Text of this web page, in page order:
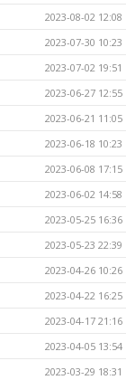
2023-08-02 12:08
2023-07-30 10:23
2023-07-02 19:51
2023-06-27 12:55
2023-06-21 11:05
2023-06-18 10:23
2023-06-08 17:15
2023-06-02 14:58
2023-05-25 16:36
2023-05-23 22:39
2023-04-26 10:26
2023-04-22 16:25
2023-04-17 21:16
2023-04-05 13:54
2023-03-29 18:31